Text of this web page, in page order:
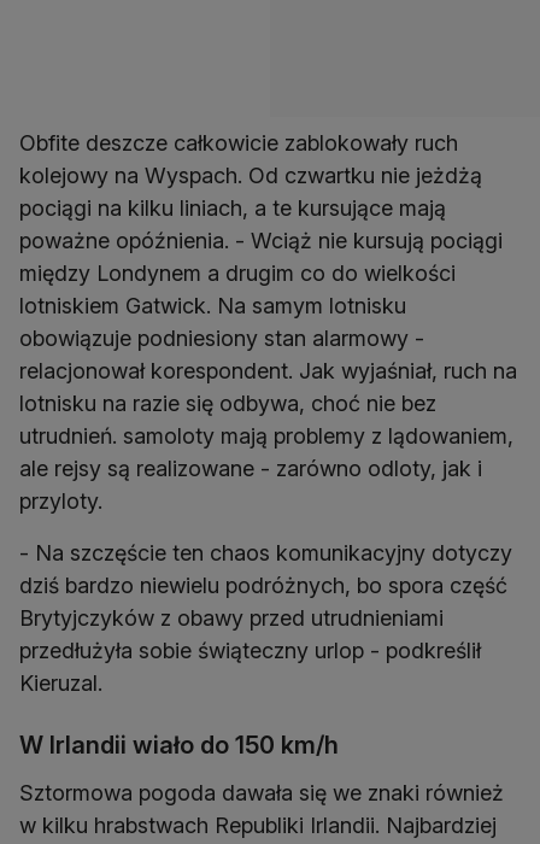
Obfite deszcze całkowicie zablokowały ruch
kolejowy na Wyspach. Od czwartku nie jeżdżą
pociągi na kilku liniach, a te kursujące mają
poważne opóźnienia. - Wciąż nie kursują pociągi
między Londynem a drugim co do wielkości
lotniskiem Gatwick. Na samym lotnisku
obowiązuje podniesiony stan alarmowy -
relacjonował korespondent. Jak wyjaśniał, ruch na
lotnisku na razie się odbywa, choć nie bez
utrudnień. samoloty mają problemy z lądowaniem,
ale rejsy są realizowane - zarówno odloty, jak i
przyloty.
- Na szczęście ten chaos komunikacyjny dotyczy
dziś bardzo niewielu podróżnych, bo spora część
Brytyjczyków z obawy przed utrudnieniami
przedłużyła sobie świąteczny urlop - podkreślił
Kieruzal.
W Irlandii wiało do 150 km/h
Sztormowa pogoda dawała się we znaki również
w kilku hrabstwach Republiki Irlandii. Najbardziej